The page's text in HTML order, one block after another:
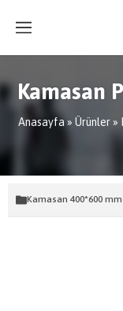
Kamasan
Anasayfa » Ürünler »
Kamasan 400*600